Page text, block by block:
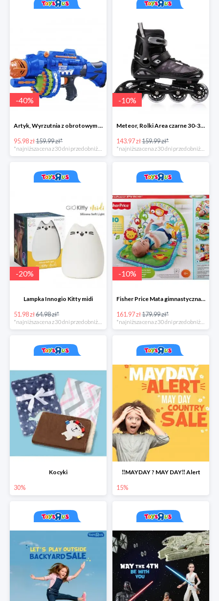
-40%
Artyk, Wyrzutnia z obrotowym bębenkiem ze strzałkami 40 sztuk
95.98 zł159.99 zł*
-10%
Meteor, Rolki Area czarne 30-33 S
143.97 zł159.99 zł*
-20%
Lampka Innogio Kitty midi
51.98 zł64.98 zł*
-10%
Fisher Price Mata gimnastyczna 3 w 1
161.97 zł179.99 zł*
Kocyki
30%
‼️MAYDAY ? MAY DAY‼️ Alert
15%